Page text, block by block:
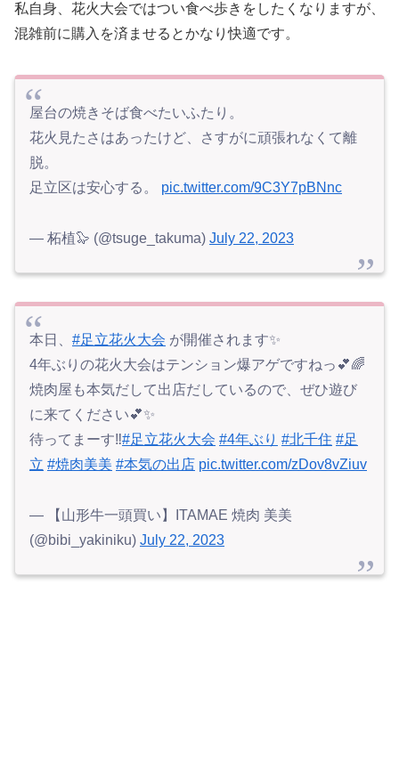
私自身、花火大会ではつい食べ歩きをしたくなりますが、
混雑前に購入を済ませるとかなり快適です。
屋台の焼きそば食べたいふたり。
花火見たさはあったけど、さすがに頑張れなくて離
脱。
足立区は安心する。 pic.twitter.com/9C3Y7pBNnc
— 柘植🦭 (@tsuge_takuma) July 22, 2023
本日、 #足立花火大会 が開催されます✨
4年ぶりの花火大会はテンション爆アゲですねっ💕🌈
焼肉屋も本気だして出店だしているので、ぜひ遊び
に来てください💕✨
待ってまーす‼️#足立花火大会 #4年ぶり #北千住 #足
立 #焼肉美美 #本気の出店 pic.twitter.com/zDov8vZiuv
— 【山形牛一頭買い】ITAMAE 焼肉 美美
(@bibi_yakiniku) July 22, 2023